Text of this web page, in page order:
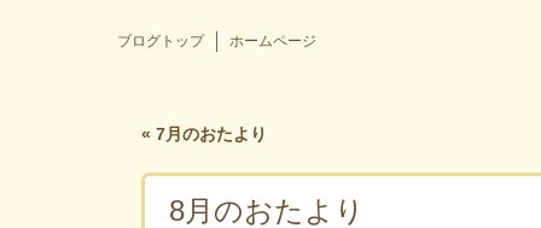
ブログトップ ホームページ
« 7月のおたより
8月のおたより